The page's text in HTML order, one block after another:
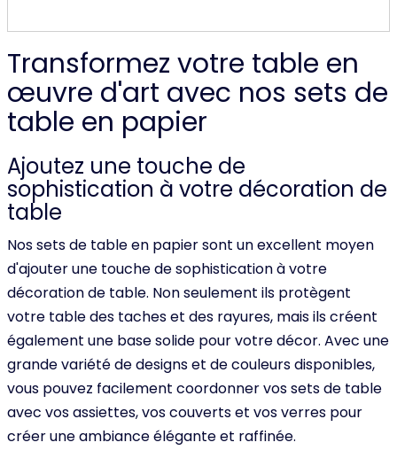
Transformez votre table en
œuvre d'art avec nos sets de
table en papier
Ajoutez une touche de
sophistication à votre décoration de
table
Nos sets de table en papier sont un excellent moyen
d'ajouter une touche de sophistication à votre
décoration de table. Non seulement ils protègent
votre table des taches et des rayures, mais ils créent
également une base solide pour votre décor. Avec une
grande variété de designs et de couleurs disponibles,
vous pouvez facilement coordonner vos sets de table
avec vos assiettes, vos couverts et vos verres pour
créer une ambiance élégante et raffinée.